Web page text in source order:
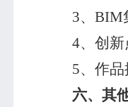
3、 BIM
4、创新
5、作品
六、其